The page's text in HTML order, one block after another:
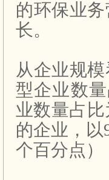
的环保业
长。
从企业规
型企业数
业数量占比
的企业，以
个百分点）